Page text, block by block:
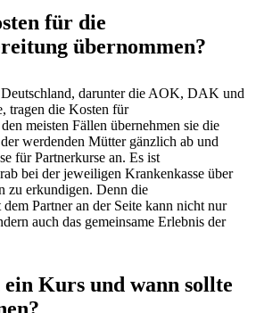
für die
übernommen?
darunter die AOK, DAK und
tragen die Kosten für
meisten Fällen übernehmen sie die
werdenden Mütter gänzlich ab und
für Partnerkurse an. Es ist
bei der jeweiligen Krankenkasse über
zu erkundigen. Denn die
Partner an der Seite kann nicht nur
auch das gemeinsame Erlebnis der
Kurs und wann sollte